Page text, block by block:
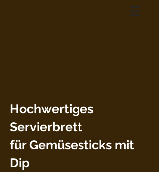
Hochwertiges
Servierbrett
für Gemüsesticks mit
Dip